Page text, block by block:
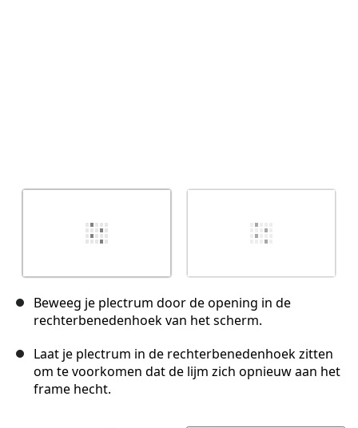
Beweeg je plectrum door de opening in de
rechterbenedenhoek van het scherm.
Laat je plectrum in de rechterbenedenhoek zitten
om te voorkomen dat de lijm zich opnieuw aan het
frame hecht.